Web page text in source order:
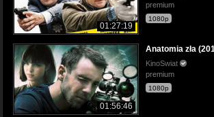
01:27:19
premium
1080p
01:56:46
Anatomia zła
KinoSwiat
premium
1080p